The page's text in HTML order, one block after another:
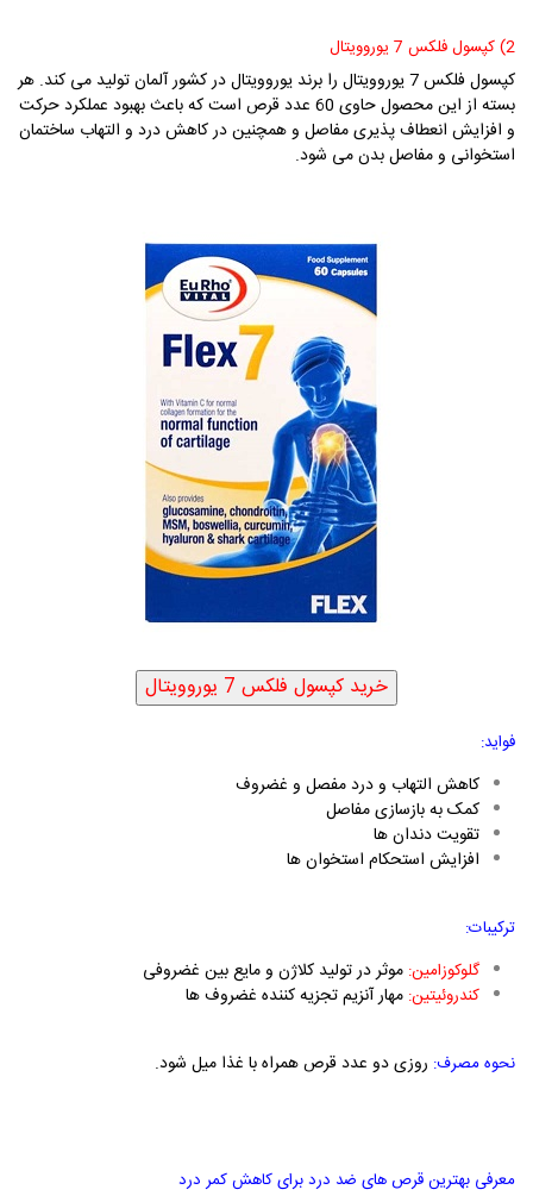
2) کپسول فلکس 7 یوروویتال
کپسول فلکس 7 یوروویتال را برند یوروویتال در کشور آلمان تولید می کند. هر
بسته از این محصول حاوی 60 عدد قرص است که باعث بهبود عملکرد حرکت
و افزایش انعطاف پذیری مفاصل و همچنین در کاهش درد و التهاب ساختمان
استخوانی و مفاصل بدن می شود.
فواید:
کاهش التهاب و درد مفصل و غضروف
کمک به بازسازی مفاصل
تقویت دندان ها
افزایش استحکام استخوان ها
ترکیبات:
گلوکوزامین: موثر در تولید کلاژن و مایع بین غضروفی
کندروئیتین: مهار آنزیم تجزیه کننده غضروف ها
نحوه مصرف: روزی دو عدد قرص همراه با غذا میل شود.
معرفی بهترین قرص های ضد درد برای کاهش کمر درد